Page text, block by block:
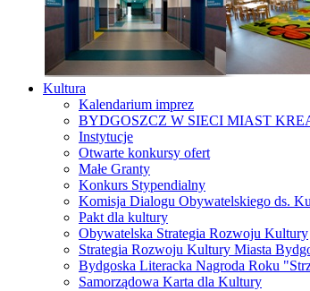
Kultura
Kalendarium imprez
BYDGOSZCZ W SIECI MIAST
Instytucje
Otwarte konkursy ofert
Małe Granty
Konkurs Stypendialny
Komisja Dialogu Obywatelskiego ds.
Pakt dla kultury
Obywatelska Strategia Rozwoju Kultury
Strategia Rozwoju Kultury Miasta
Bydgoska Literacka Nagroda Roku
Samorządowa Karta dla Kultury